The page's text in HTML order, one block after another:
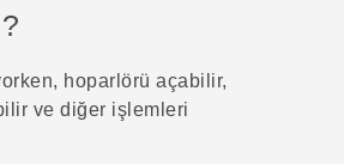
hoparlörü açabilir,
ve diğer işlemleri